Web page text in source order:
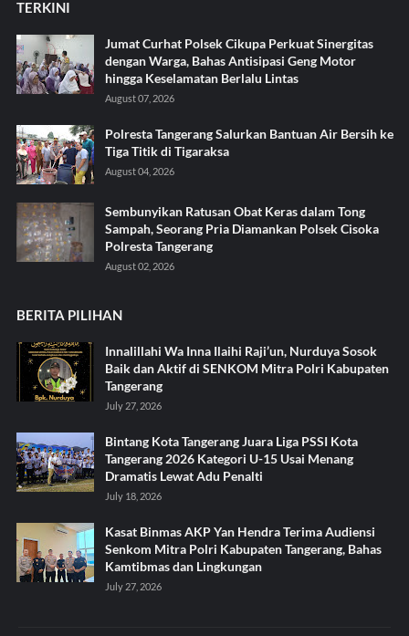
TERKINI
Jumat Curhat Polsek Cikupa Perkuat Sinergitas
dengan Warga, Bahas Antisipasi Geng Motor
hingga Keselamatan Berlalu Lintas
August 07, 2026
Polresta Tangerang Salurkan Bantuan Air Bersih ke
Tiga Titik di Tigaraksa ‎
August 04, 2026
Sembunyikan Ratusan Obat Keras dalam Tong
Sampah, Seorang Pria Diamankan Polsek Cisoka
Polresta Tangerang
August 02, 2026
BERITA PILIHAN
Innalillahi Wa Inna Ilaihi Raji’un, Nurduya Sosok
Baik dan Aktif di SENKOM Mitra Polri Kabupaten
Tangerang
July 27, 2026
Bintang Kota Tangerang Juara Liga PSSI Kota
Tangerang 2026 Kategori U-15 Usai Menang
Dramatis Lewat Adu Penalti
July 18, 2026
Kasat Binmas AKP Yan Hendra Terima Audiensi
Senkom Mitra Polri Kabupaten Tangerang, Bahas
Kamtibmas dan Lingkungan
July 27, 2026